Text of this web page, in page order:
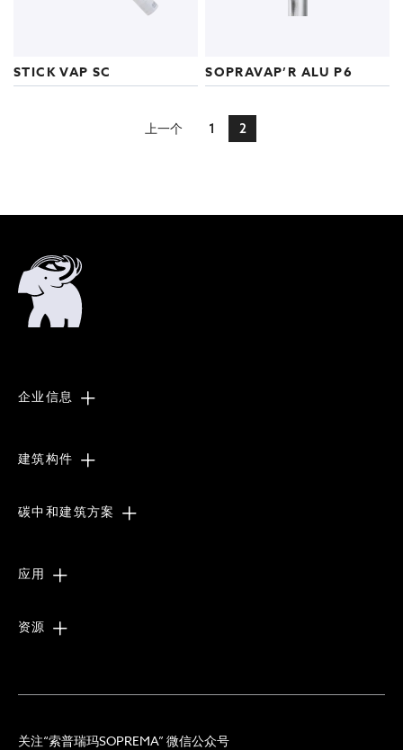
STICK VAP SC SOPRAVAP’R ALU P6
页
面页面
上一个 页面
1 您当前正在阅读页面
2
企业信息
建筑构件
碳中和建筑方案
应用
资源
关注“索普瑞玛SOPREMA” 微信公众号